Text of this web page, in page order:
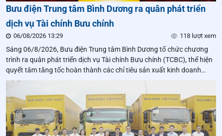
Bưu điện Trung tâm Bình Dương ra quân phát triển
dịch vụ Tài chính Bưu chính
06/08/2026 13:29 118 lượt xem
Sáng 06/8/2026, Bưu điện Trung tâm Bình Dương tổ chức chương
trình ra quân phát triển dịch vụ Tài chính Bưu chính (TCBC), thể hiện
quyết tâm tăng tốc hoàn thành các chỉ tiêu sản xuất kinh doanh
trong những tháng cuối năm.